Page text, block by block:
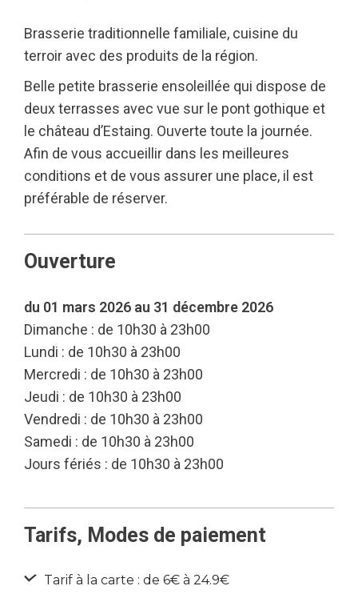
Brasserie traditionnelle familiale, cuisine du
terroir avec des produits de la région.
Belle petite brasserie ensoleillée qui dispose de
deux terrasses avec vue sur le pont gothique et
le château d’Estaing. Ouverte toute la journée.
Afin de vous accueillir dans les meilleures
conditions et de vous assurer une place, il est
préférable de réserver.
Ouverture
du 01 mars 2026 au 31 décembre 2026
Dimanche : de 10h30 à 23h00
Lundi : de 10h30 à 23h00
Mercredi : de 10h30 à 23h00
Jeudi : de 10h30 à 23h00
Vendredi : de 10h30 à 23h00
Samedi : de 10h30 à 23h00
Jours fériés : de 10h30 à 23h00
Tarifs, Modes de paiement
Tarif à la carte : de 6€ à 24.9€